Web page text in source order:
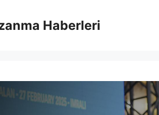
Haberleri